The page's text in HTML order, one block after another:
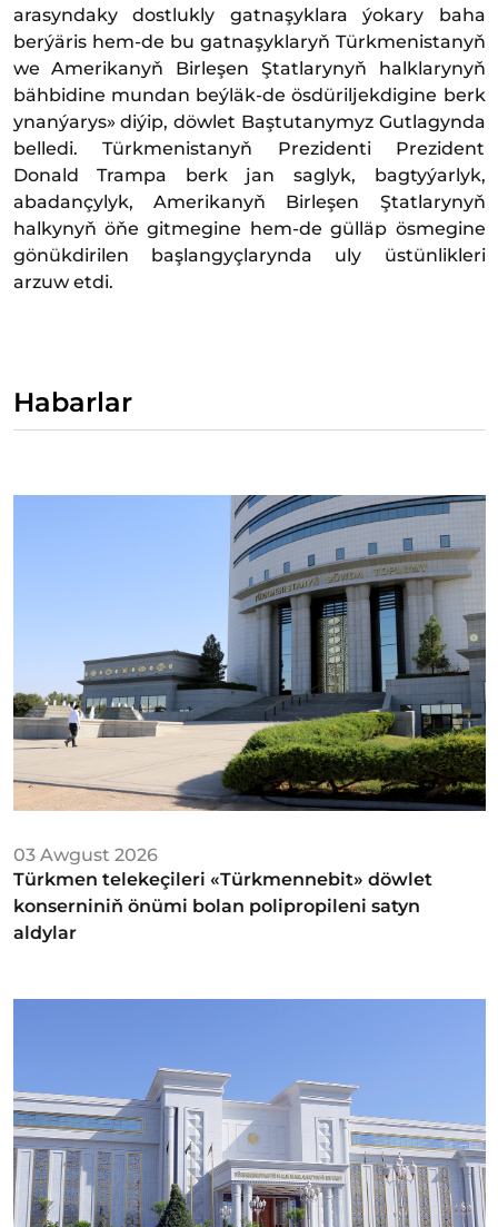
arasyndaky dostlukly gatnaşyklara ýokary baha
berýäris hem-de bu gatnaşyklaryň Türkmenistanyň
we Amerikanyň Birleşen Ştatlarynyň halklarynyň
bähbidine mundan beýläk-de ösdüriljekdigine berk
ynanýarys» diýip, döwlet Baştutanymyz Gutlagynda
belledi. Türkmenistanyň Prezidenti Prezident
Donald Trampa berk jan saglyk, bagtyýarlyk,
abadançylyk, Amerikanyň Birleşen Ştatlarynyň
halkynyň öňe gitmegine hem-de gülläp ösmegine
gönükdirilen başlangyçlarynda uly üstünlikleri
arzuw etdi.
Habarlar
03 Awgust 2026
Türkmen telekeçileri «Türkmennebit» döwlet
konserniniň önümi bolan polipropileni satyn
aldylar